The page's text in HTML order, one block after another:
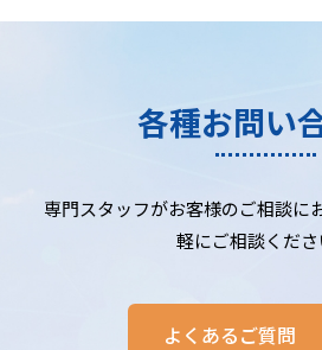
各種お問い
専門スタッフがお客様のご相談に
軽にご相談くださ
よくあるご質問